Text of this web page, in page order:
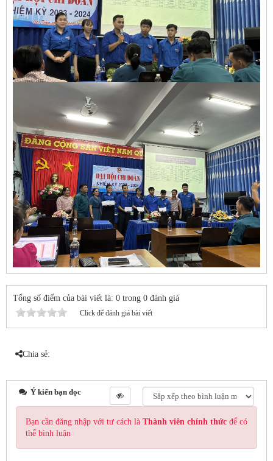
Tổng số điểm của bài viết là: 0 trong 0 đánh giá
Click để đánh giá bài viết
Chia sẻ:
Ý kiến bạn đọc
Bạn cần đăng nhập với tư cách là Thành viên chính thức để có
thể bình luận